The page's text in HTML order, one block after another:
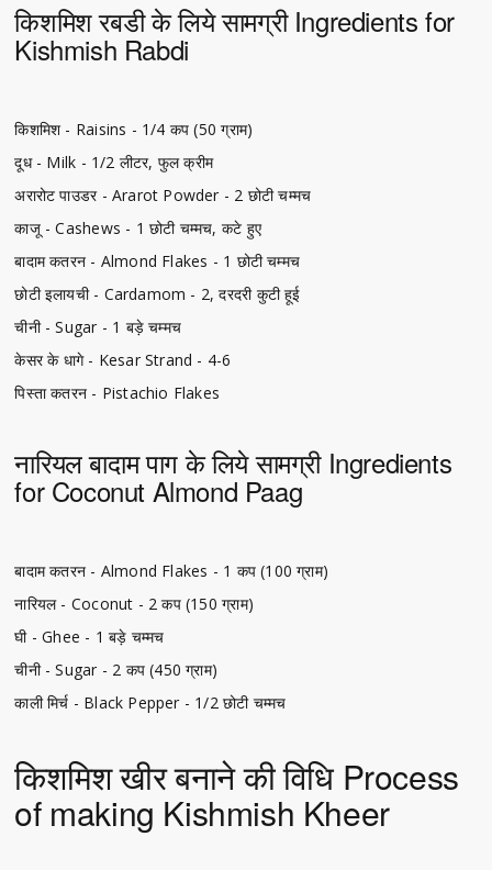
किशमिश रबडी के लिये सामग्री Ingredients for
Kishmish Rabdi
किशमिश - Raisins - 1/4 कप (50 ग्राम)
दूध - Milk - 1/2 लीटर, फुल क्रीम
अरारोट पाउडर - Ararot Powder - 2 छोटी चम्मच
काजू - Cashews - 1 छोटी चम्मच, कटे हुए
बादाम कतरन - Almond Flakes - 1 छोटी चम्मच
छोटी इलायची - Cardamom - 2, दरदरी कुटी हूई
चीनी - Sugar - 1 बड़े चम्मच
केसर के धागे - Kesar Strand - 4-6
पिस्ता कतरन - Pistachio Flakes
नारियल बादाम पाग के लिये सामग्री Ingredients
for Coconut Almond Paag
बादाम कतरन - Almond Flakes - 1 कप (100 ग्राम)
नारियल - Coconut - 2 कप (150 ग्राम)
घी - Ghee - 1 बड़े चम्मच
चीनी - Sugar - 2 कप (450 ग्राम)
काली मिर्च - Black Pepper - 1/2 छोटी चम्मच
किशमिश खीर बनाने की विधि Process
of making Kishmish Kheer